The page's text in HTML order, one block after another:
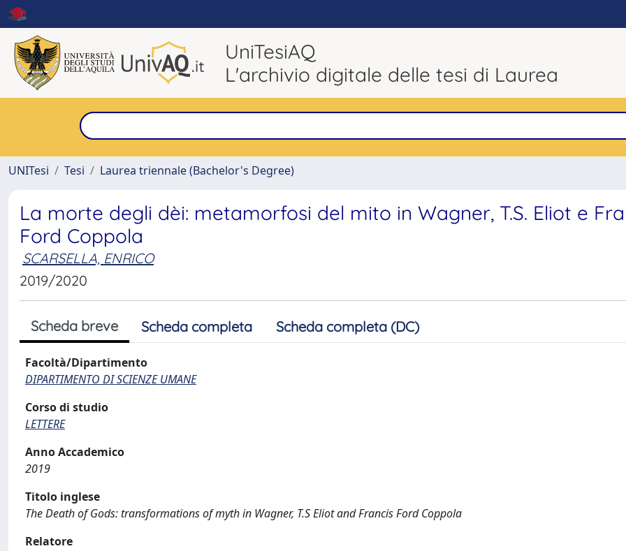
UniTesiAQ
L'archivio digitale delle tesi di Laurea
UNITesi
Tesi Laurea triennale (Bachelor's Degree)
La morte degli dèi: metamorfosi del mito in Wagner, T.S. Eliot e
Ford Coppola
SCARSELLA, ENRICO
2019/2020
Scheda breve Scheda completa Scheda completa (DC)
Facoltà/Dipartimento
DIPARTIMENTO DI SCIENZE UMANE
Corso di studio
LETTERE
Anno Accademico
2019
Titolo inglese
The Death of Gods: transformations of myth in Wagner, T.S Eliot and Francis Ford Coppola
Relatore